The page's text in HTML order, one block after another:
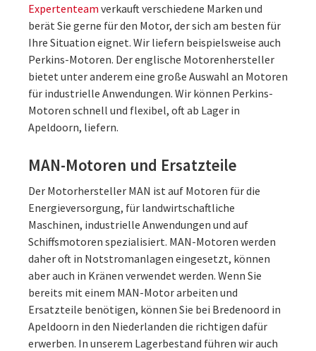
Expertenteam verkauft verschiedene Marken und
berät Sie gerne für den Motor, der sich am besten für
Ihre Situation eignet. Wir liefern beispielsweise auch
Perkins-Motoren. Der englische Motorenhersteller
bietet unter anderem eine große Auswahl an Motoren
für industrielle Anwendungen. Wir können Perkins-
Motoren schnell und flexibel, oft ab Lager in
Apeldoorn, liefern.
MAN-Motoren und Ersatzteile
Der Motorhersteller MAN ist auf Motoren für die
Energieversorgung, für landwirtschaftliche
Maschinen, industrielle Anwendungen und auf
Schiffsmotoren spezialisiert. MAN-Motoren werden
daher oft in Notstromanlagen eingesetzt, können
aber auch in Kränen verwendet werden. Wenn Sie
bereits mit einem MAN-Motor arbeiten und
Ersatzteile benötigen, können Sie bei Bredenoord in
Apeldoorn in den Niederlanden die richtigen dafür
erwerben. In unserem Lagerbestand führen wir auch